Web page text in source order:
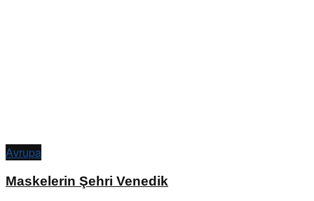
Avrupa
Maskelerin Şehri Venedik